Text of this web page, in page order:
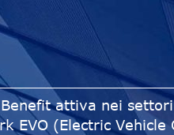
attiva nei
(Electric